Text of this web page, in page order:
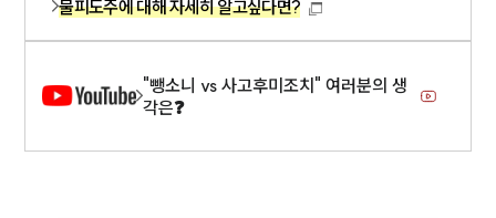
형사전문변호사
물피도주에 대해 자세히 알고싶다면?
"뺑소니 vs 사고후미조치" 여러분의 생
각은❓